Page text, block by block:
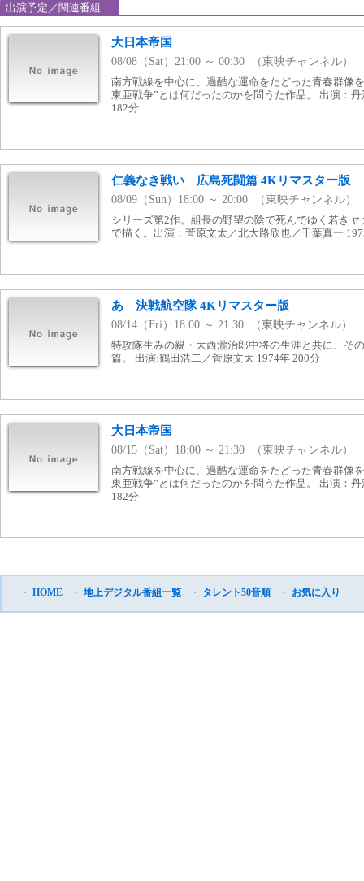
出演予定／関連番組
大日本帝国
08/08（Sat）21:00 ～ 00:30 （東映チャンネル）
南方戦線を中心に、過酷な運命をたどった青春群像
東亜戦争”とは何だったのかを問うた作品。 出演：
182分
仁義なき戦い 広島死闘篇 4Kリマスター版
08/09（Sun）18:00 ～ 20:00 （東映チャンネル）
シリーズ第2作。組長の野望の陰で死んでゆく若き
で描く。出演：菅原文太／北大路欣也／千葉真一
あゝ決戦航空隊 4Kリマスター版
08/14（Fri）18:00 ～ 21:30 （東映チャンネル）
特攻隊生みの親・大西瀧治郎中将の生涯と共に、そ
篇。 出演:鶴田浩二／菅原文太 1974年 200分
大日本帝国
08/15（Sat）18:00 ～ 21:30 （東映チャンネル）
南方戦線を中心に、過酷な運命をたどった青春群像
東亜戦争”とは何だったのかを問うた作品。 出演：
182分
・ HOME ・ 地上デジタル番組一覧 ・ タレント50音順 ・ お気に入り